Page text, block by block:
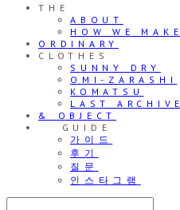
THE
ABOUT
HOW WE MAKE
ORDINARY
CLOTHES
SUNNY DRY
OMI-ZARASHI
KOMATSU
LAST ARCHIVE
& OBJECT
⠀⠀GUIDE
가이드
후기
질문
인스타그램